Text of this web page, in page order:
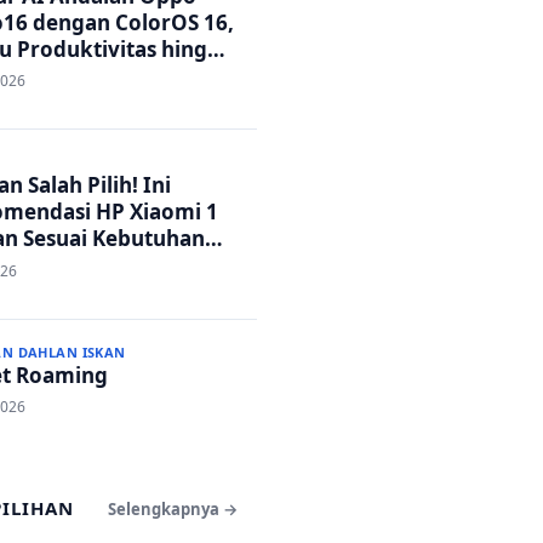
dengan ColorOS 16,
Produktivitas hingga
Lebih Praktis
Salah Pilih! Ini
HP Xiaomi 1
Sesuai Kebutuhan
DAHLAN ISKAN
Roaming
Selengkapnya →